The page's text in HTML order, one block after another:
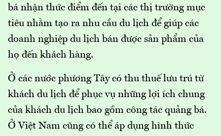
bá nhận thức điểm đến tại các thị trường mục
tiêu nhằm tạo ra nhu cầu du lịch để giúp các
doanh nghiệp du lịch bán được sản phẩm của
họ đến khách hàng.
Ở các nước phương Tây có thu thuế lưu trú từ
khách du lịch để phục vụ những lợi ích chung
của khách du lịch bao gồm công tác quảng bá.
Ở Việt Nam cũng có thể áp dụng hình thức